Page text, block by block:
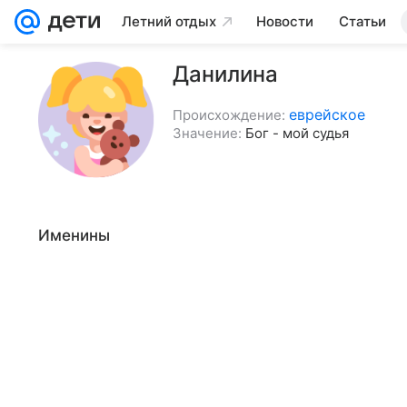
Летний отдых Новости Статьи
Данилина
Происхождение: еврейское
Значение: Бог - мой судья
Именины